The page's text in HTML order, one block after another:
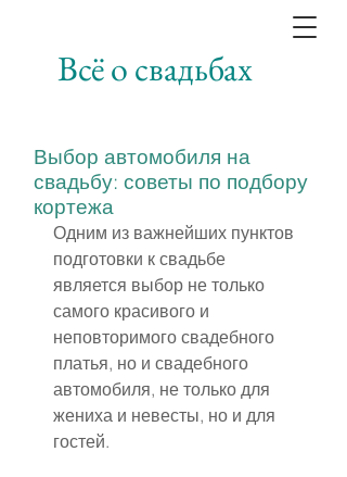
Всё о свадьбах
Выбор автомобиля на
свадьбу: советы по подбору
кортежа
Одним из важнейших пунктов
подготовки к свадьбе
является выбор не только
самого красивого и
неповторимого свадебного
платья, но и свадебного
автомобиля, не только для
жениха и невесты, но и для
гостей.